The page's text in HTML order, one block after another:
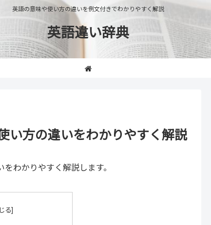
英語の意味や使い方の違いを例文付きでわかりやすく解説
英語違い辞典
い方の違いをわかりやすく解説
わかりやすく解説します。